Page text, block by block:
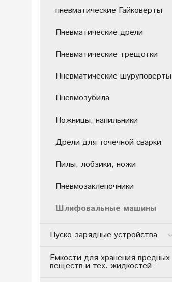
пневматические Гайковерты
Пневматические дрели
Пневматические трещотки
Пневматические шуруповерты
Пневмозубила
Ножницы, напильники
Дрели для точечной сварки
Пилы, лобзики, ножи
Пневмозаклепочники
Шлифовальные машины
Пуско-зарядные устройства
Емкости для хранения вредных
веществ и тех. жидкостей